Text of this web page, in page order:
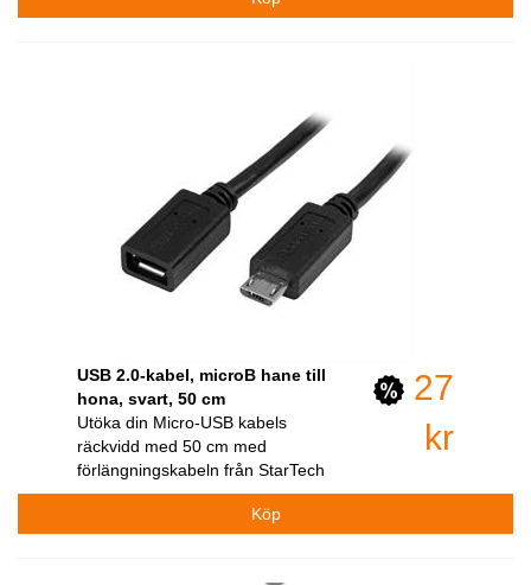
USB 2.0-kabel, microB hane till
hona, svart, 50 cm
Utöka din Micro-USB kabels
räckvidd med 50 cm med
förlängningskabeln från StarTech
27
kr